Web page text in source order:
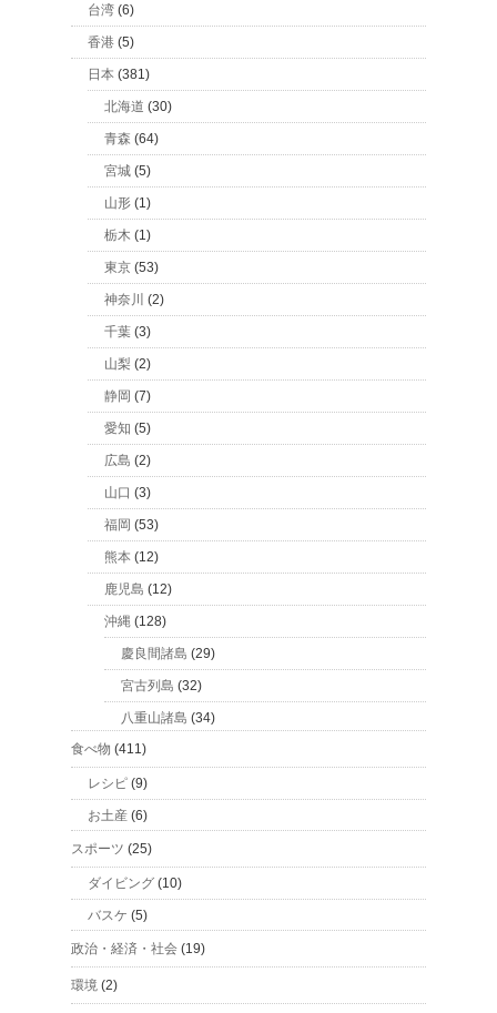
台湾 (6)
香港 (5)
日本 (381)
北海道 (30)
青森 (64)
宮城 (5)
山形 (1)
栃木 (1)
東京 (53)
神奈川 (2)
千葉 (3)
山梨 (2)
静岡 (7)
愛知 (5)
広島 (2)
山口 (3)
福岡 (53)
熊本 (12)
鹿児島 (12)
沖縄 (128)
慶良間諸島 (29)
宮古列島 (32)
八重山諸島 (34)
食べ物 (411)
レシピ (9)
お土産 (6)
スポーツ (25)
ダイビング (10)
バスケ (5)
政治・経済・社会 (19)
環境 (2)